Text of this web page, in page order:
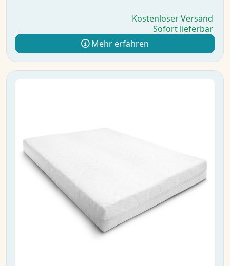
Kostenloser Versand
Sofort lieferbar
Mehr erfahren